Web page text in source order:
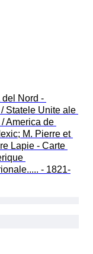
Nord -
Statele Unite ale
America de
M. Pierre et
Lapie - Carte
- 1821-